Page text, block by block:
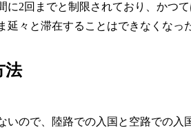
に2回までと制限されており、かつ
々と滞在することはできなくなっ
法
いので、陸路での入国と空路での